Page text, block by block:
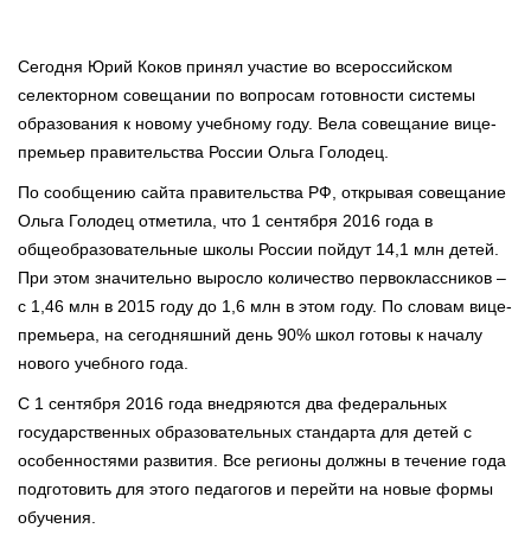
Сегодня Юрий Коков принял участие во всероссийском
селекторном совещании по вопросам готовности системы
образования к новому учебному году. Вела совещание вице-
премьер правительства России Ольга Голодец.
По сообщению сайта правительства РФ, открывая совещание
Ольга Голодец отметила, что 1 сентября 2016 года в
общеобразовательные школы России пойдут 14,1 млн детей.
При этом значительно выросло количество первоклассников –
с 1,46 млн в 2015 году до 1,6 млн в этом году. По словам вице-
премьера, на сегодняшний день 90% школ готовы к началу
нового учебного года.
С 1 сентября 2016 года внедряются два федеральных
государственных образовательных стандарта для детей с
особенностями развития. Все регионы должны в течение года
подготовить для этого педагогов и перейти на новые формы
обучения.